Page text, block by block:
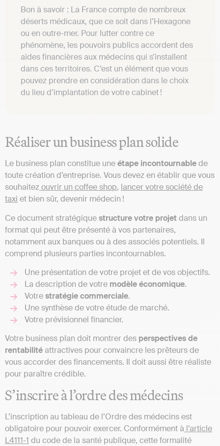
Bon à savoir : La France compte de nombreux
déserts médicaux, que ce soit dans l’Hexagone
ou en outre-mer. Pour lutter contre ce
phénomène, les pouvoirs publics accordent des
aides financières aux médecins qui s’installent
dans ces territoires. C’est un élément que vous
pouvez prendre en considération dans le choix
du lieu d’implantation de votre cabinet !
Réaliser un business plan solide
Le business plan constitue uneétape incontournablede
toute création d’entreprise. Vous devez en établir que vous
souhaitezouvrir un coffee shop, lancer votre société de
taxi et bien sûr, devenir médecin !
Ce document stratégiquestructure votre projetdans un
format qui peut être présenté à vos partenaires,
notamment aux banques ou à des associés potentiels. Il
comprend plusieurs parties incontournables.
Une présentation de votre projet et de vos objectifs.
La description de votre modèle économique.
Votrestratégie commerciale.
Une synthèse de votre étude de marché.
Votre prévisionnel financier.
Votre business plan doit montrer des perspectives de
rentabilitéattractives pour convaincre les prêteurs de
vous accorder des financements. Il doit aussi être réaliste
pour paraître crédible.
S’inscrire à l’ordre des médecins
L’inscription au tableau de l’Ordre des médecins est
obligatoire pour pouvoir exercer. Conformément à l’article
L4111-1 du code de la santé publique, cette formalité